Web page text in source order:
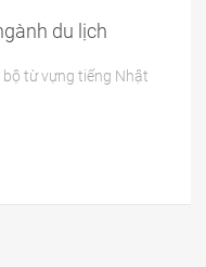
du lịch
từ vựng tiếng Nhật